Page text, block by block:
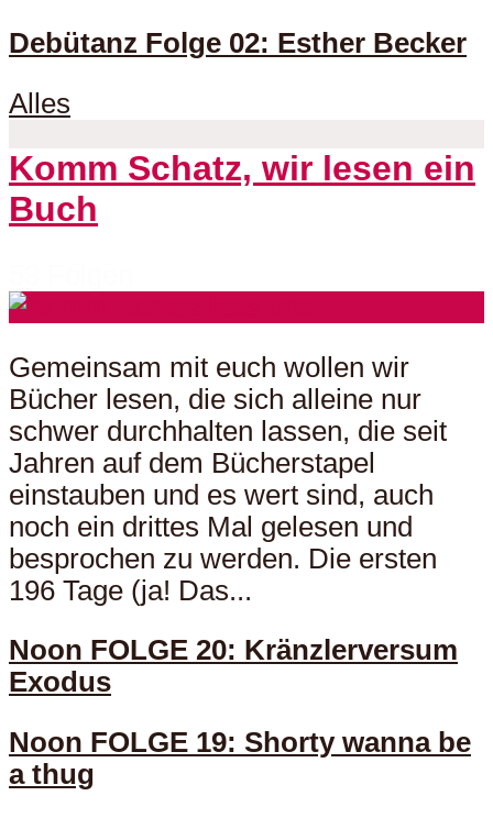
Debütanz Folge 02: Esther Becker
Alles
Komm Schatz, wir lesen ein
Buch
Gemeinsam mit euch wollen wir
Bücher lesen, die sich alleine nur
schwer durchhalten lassen, die seit
Jahren auf dem Bücherstapel
einstauben und es wert sind, auch
noch ein drittes Mal gelesen und
besprochen zu werden. Die ersten
196 Tage (ja! Das...
Noon FOLGE 20: Kränzlerversum
Exodus
Noon FOLGE 19: Shorty wanna be
a thug